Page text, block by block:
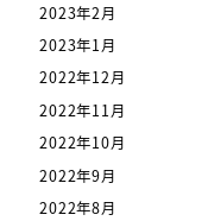
2023年2月
2023年1月
2022年12月
2022年11月
2022年10月
2022年9月
2022年8月